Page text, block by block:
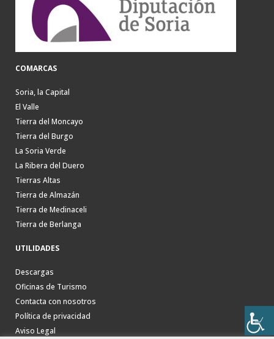
COMARCAS
Soria, la Capital
El Valle
Tierra del Moncayo
Tierra del Burgo
La Soria Verde
La Ribera del Duero
Tierras Altas
Tierra de Almazán
Tierra de Medinaceli
Tierra de Berlanga
UTILIDADES
Descargas
Oficinas de Turismo
Contacta con nosotros
Política de privacidad
Aviso Legal